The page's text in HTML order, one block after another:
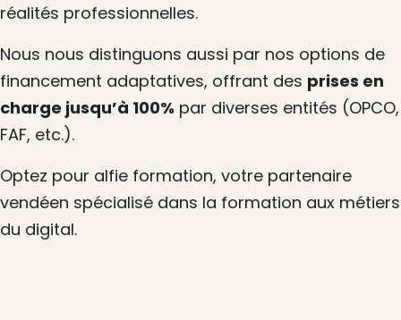
réalités professionnelles.
Nous nous distinguons aussi par nos options de
financement adaptatives, offrant des prises en
charge jusqu’à 100% par diverses entités (OPCO,
FAF, etc.).
Optez pour alfie formation, votre partenaire
vendéen spécialisé dans la formation aux métiers
du digital.